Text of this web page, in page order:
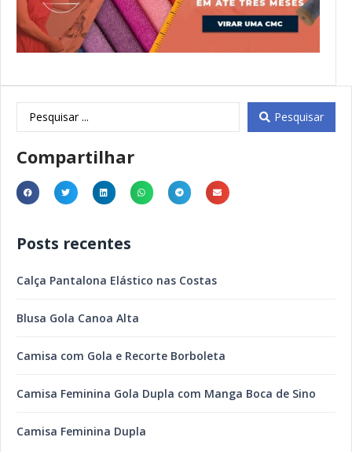
Pesquisar
Compartilhar
Posts recentes
Calça Pantalona Elástico nas Costas
Blusa Gola Canoa Alta
Camisa com Gola e Recorte Borboleta
Camisa Feminina Gola Dupla com Manga Boca de Sino
Camisa Feminina Dupla